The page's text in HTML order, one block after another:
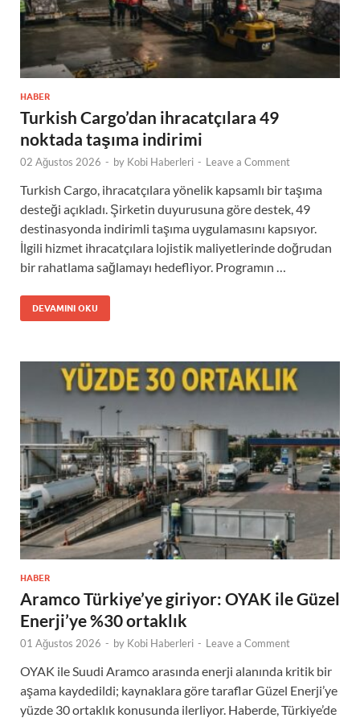
HABER
Turkish Cargo’dan ihracatçılara 49
noktada taşıma indirimi
02 Ağustos 2026 - by Kobi Haberleri - Leave a Comment
Turkish Cargo, ihracatçılara yönelik kapsamlı bir taşıma
desteği açıkladı. Şirketin duyurusuna göre destek, 49
destinasyonda indirimli taşıma uygulamasını kapsıyor.
İlgili hizmet ihracatçılara lojistik maliyetlerinde doğrudan
bir rahatlama sağlamayı hedefliyor. Programın …
DEVAMINI OKU
HABER
Aramco Türkiye’ye giriyor: OYAK ile Güzel
Enerji’ye %30 ortaklık
01 Ağustos 2026 - by Kobi Haberleri - Leave a Comment
OYAK ile Suudi Aramco arasında enerji alanında kritik bir
aşama kaydedildi; kaynaklara göre taraflar Güzel Enerji’ye
yüzde 30 ortaklık konusunda ilerliyor. Haberde, Türkiye’de